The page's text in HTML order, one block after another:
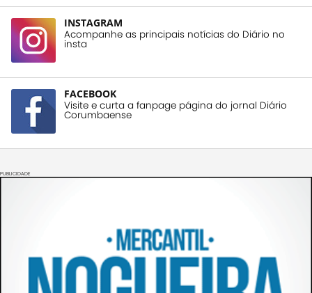
INSTAGRAM
Acompanhe as principais notícias do Diário no
insta
FACEBOOK
Visite e curta a fanpage página do jornal Diário
Corumbaense
PUBLICIDADE